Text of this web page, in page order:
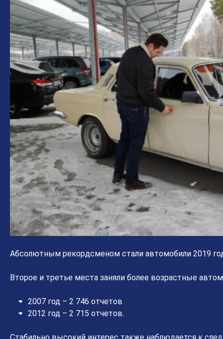
Абсолютным рекордсменом стали автомобили 2019
Второе и третье места заняли более возрастные
2007 год – 2 746 отчетов
2012 год – 2 715 отчетов.
Стабильно высокий интерес также наблюдается к